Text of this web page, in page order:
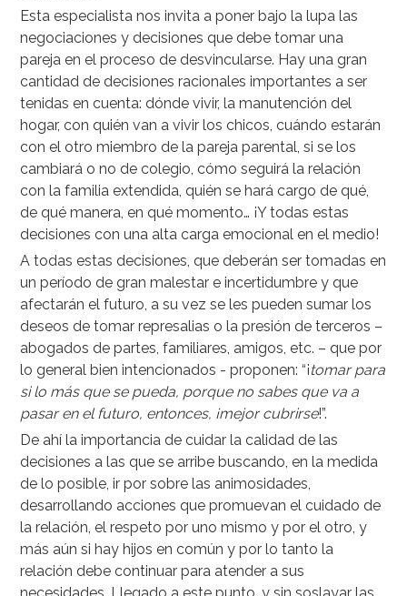
Esta especialista nos invita a poner bajo la lupa las
negociaciones y decisiones que debe tomar una
pareja en el proceso de desvincularse. Hay una gran
cantidad de decisiones racionales importantes a ser
tenidas en cuenta: dónde vivir, la manutención del
hogar, con quién van a vivir los chicos, cuándo estarán
con el otro miembro de la pareja parental, si se los
cambiará o no de colegio, cómo seguirá la relación
con la familia extendida, quién se hará cargo de qué,
de qué manera, en qué momento… ¡Y todas estas
decisiones con una alta carga emocional en el medio!
A todas estas decisiones, que deberán ser tomadas en
un período de gran malestar e incertidumbre y que
afectarán el futuro, a su vez se les pueden sumar los
deseos de tomar represalias o la presión de terceros –
abogados de partes, familiares, amigos, etc. – que por
lo general bien intencionados - proponen: “¡tomar para
si lo más que se pueda, porque no sabes que va a
pasar en el futuro, entonces, ¡mejor cubrirse!”.
De ahí la importancia de cuidar la calidad de las
decisiones a las que se arribe buscando, en la medida
de lo posible, ir por sobre las animosidades,
desarrollando acciones que promuevan el cuidado de
la relación, el respeto por uno mismo y por el otro, y
más aún si hay hijos en común y por lo tanto la
relación debe continuar para atender a sus